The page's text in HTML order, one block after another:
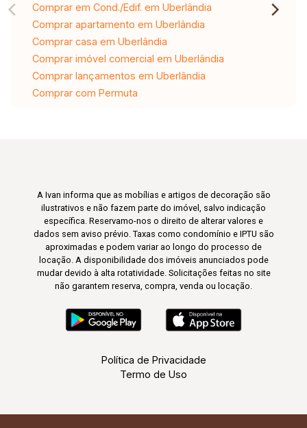
Comprar em Cond./Edif. em Uberlândia
Comprar apartamento em Uberlândia
Comprar casa em Uberlândia
Comprar imóvel comercial em Uberlândia
Comprar lançamentos em Uberlândia
Comprar com Permuta
A Ivan informa que as mobílias e artigos de decoração são
ilustrativos e não fazem parte do imóvel, salvo indicação
específica. Reservamo-nos o direito de alterar valores e
dados sem aviso prévio. Taxas como condomínio e IPTU são
aproximadas e podem variar ao longo do processo de
locação. A disponibilidade dos imóveis anunciados pode
mudar devido à alta rotatividade. Solicitações feitas no site
não garantem reserva, compra, venda ou locação.
Política de Privacidade
Termo de Uso